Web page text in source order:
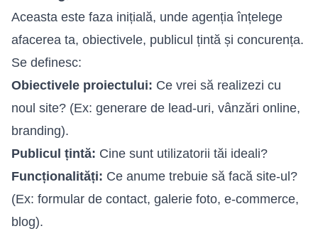
Aceasta este faza inițială, unde agenția înțelege
afacerea ta, obiectivele, publicul țintă și concurența.
Se definesc:
Obiectivele proiectului: Ce vrei să realizezi cu
noul site? (Ex: generare de lead-uri, vânzări online,
branding).
Publicul țintă: Cine sunt utilizatorii tăi ideali?
Funcționalități: Ce anume trebuie să facă site-ul?
(Ex: formular de contact, galerie foto, e-commerce,
blog).